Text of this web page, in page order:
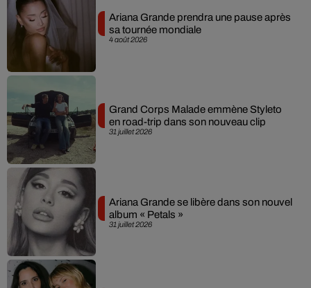
4 août 2026
Ariana Grande prendra une pause après
sa tournée mondiale
31 juillet 2026
Grand Corps Malade emmène Styleto
en road-trip dans son nouveau clip
31 juillet 2026
Ariana Grande se libère dans son nouvel
album « Petals »